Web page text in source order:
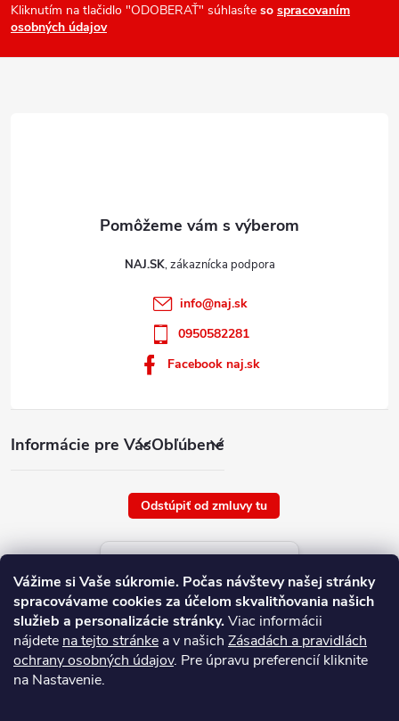
Vážime si Vaše súkromie. Počas návštevy našej stránky
spracovávame cookies za účelom skvalitňovania našich
služieb a personalizácie stránky.Viac informácii
nájdete na tejto stránke a v našich Zásadách a pravidlách
ochrany osobných údajov. Pre úpravu preferencií kliknite
na Nastavenie.
i
Kliknutím na tlačidlo "ODOBERAŤ" súhlasíte so spracovaním
osobných údajov
Informácie pre VásObľúbené
NAJ.SK
info@naj.sk
0950582281
Facebook naj.sk
Odstúpiť od zmluvy tu
Aktuálne ceny tovaru
platné od : 6/8/2026